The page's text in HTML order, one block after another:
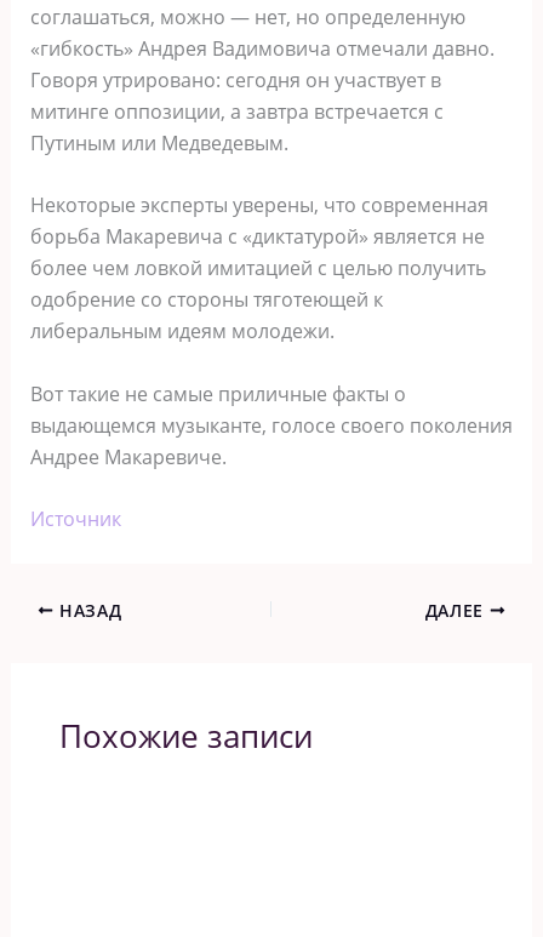
соглашаться, можно — нет, но определенную
«гибкость» Андрея Вадимовича отмечали давно.
Говоря утрировано: сегодня он участвует в
митинге оппозиции, а завтра встречается с
Путиным или Медведевым.
Некоторые эксперты уверены, что современная
борьба Макаревича с «диктатурой» является не
более чем ловкой имитацией с целью получить
одобрение со стороны тяготеющей к
либеральным идеям молодежи.
Вот такие не самые приличные факты о
выдающемся музыканте, голосе своего поколения
Андрее Макаревиче.
Источник
НАЗАД ДАЛЕЕ
Похожие записи